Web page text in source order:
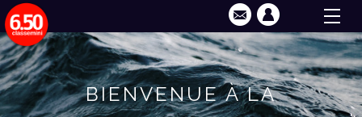
BIENVENUE À LA